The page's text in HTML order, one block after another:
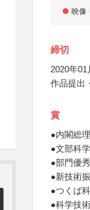
映像
締切
2020年01
作品提出
賞
●内閣総
●文部科
●部門優
●新技術
●つくば
●科学技